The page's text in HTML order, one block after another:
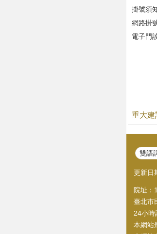
掛號須
網路掛
電子門
重大建
雙語
更新日
院址：
臺北市
24小
本網站